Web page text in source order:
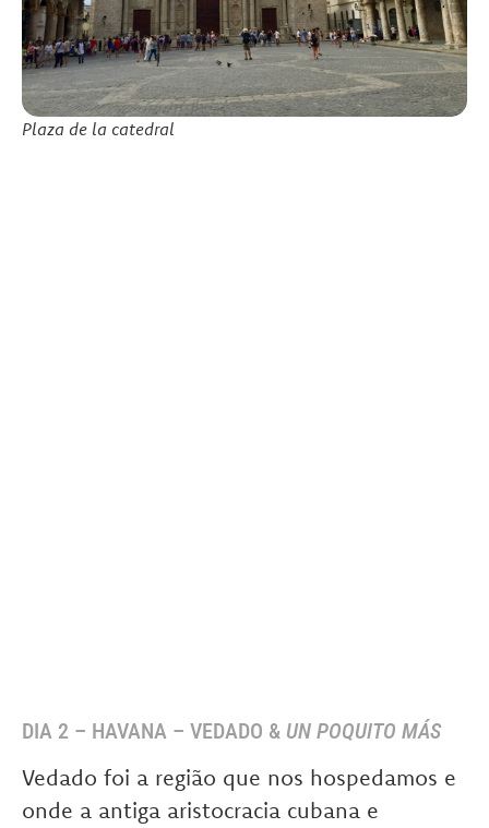
Plaza de la catedral
DIA 2 – HAVANA – VEDADO & UN POQUITO MÁS
Vedado foi a região que nos hospedamos e
onde a antiga aristocracia cubana e